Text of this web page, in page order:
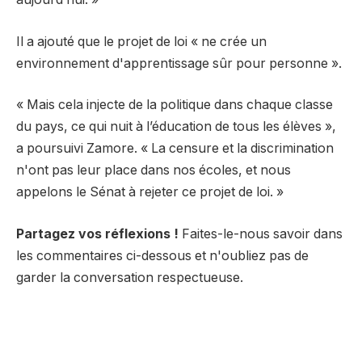
Il a ajouté que le projet de loi « ne crée un
environnement d'apprentissage sûr pour personne ».
« Mais cela injecte de la politique dans chaque classe
du pays, ce qui nuit à l’éducation de tous les élèves »,
a poursuivi Zamore. « La censure et la discrimination
n'ont pas leur place dans nos écoles, et nous
appelons le Sénat à rejeter ce projet de loi. »
Partagez vos réflexions ! Faites-le-nous savoir dans
les commentaires ci-dessous et n'oubliez pas de
garder la conversation respectueuse.